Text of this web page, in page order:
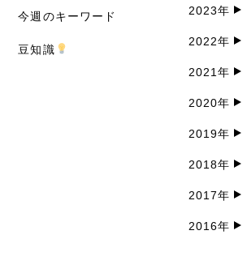
今週のキーワード
豆知識
2023年
2022年
2021年
2020年
2019年
2018年
2017年
2016年